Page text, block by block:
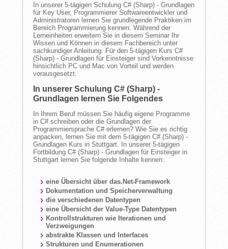
In unserer 5-tägigen Schulung C# (Sharp) - Grundlagen
für Key User, Programmierer Softwareentwickler und
Administratoren lernen Sie grundlegende Praktiken im
Bereich Programmierung kennen. Während der
Lerneinheiten erweitern Sie in diesem Seminar Ihr
Wissen und Können in diesem Fachbereich unter
sachkundiger Anleitung. Für den 5-tägigen Kurs C#
(Sharp) - Grundlagen für Einsteiger sind Vorkenntnisse
hinsichtlich PC und Mac von Vorteil und werden
vorausgesetzt.
In unserer Schulung C# (Sharp) -
Grundlagen lernen Sie Folgendes
In Ihrem Beruf müssen Sie häufig eigene Programme
in C# schreiben oder die Grundlagen der
Programmiersprache C# erlernen? Wie Sie es richtig
anpacken, lernen Sie mit dem 5-tägigen C# (Sharp) -
Grundlagen Kurs in Stuttgart. In unserer 5-tägigen
Fortbildung C# (Sharp) - Grundlagen für Einsteiger in
Stuttgart lernen Sie folgende Inhalte kennen:
eine Übersicht über das.Net-Framework
Dokumentation und Speicherverwaltung
die verschiedenen Datentypen
eine Übersicht der Value-Type Datentypen
Kontrollstrukturen wie Iterationen und
Verzweigungen
abstrakte Klassen und Interfaces
Strukturen und Enumerationen